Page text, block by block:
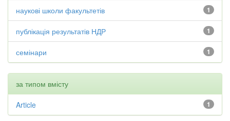
1
наукові школи факультетів
1
публікація результатів НДР
1
семінари
за типом вмісту
1
Article